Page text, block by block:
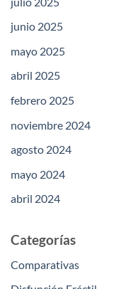
junio 2025
mayo 2025
abril 2025
febrero 2025
noviembre 2024
agosto 2024
mayo 2024
abril 2024
Categorías
Comparativas